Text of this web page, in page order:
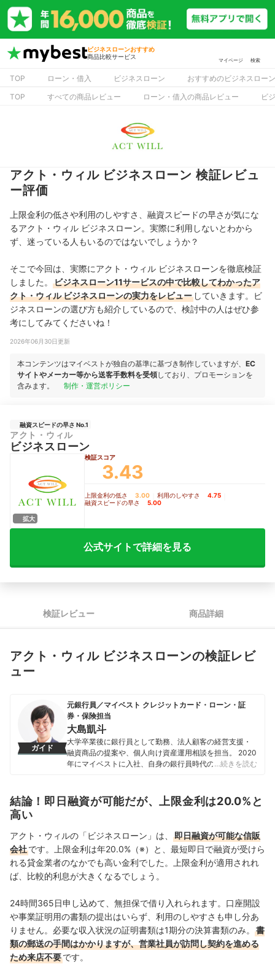
ビジネスローンおすすめ
商品比較サービス
マイページ 検索
TOP ローン・借入 ビジネスローン
おすすめのビジネスローン
TOP
すべての商品レビュー ローン・借入の商品レビュー ビ
アクト・ウィル ビジネスローン 検証レビュ
ー評価
上限金利の低さや利用のしやすさ、融資スピードの早さが気にな
るアクト・ウィル ビジネスローン。実際に利用しないとわから
ず、迷っている人もいるのではないでしょうか？
そこで今回は、実際にアクト・ウィル ビジネスローンを徹底検証
しました。
ビジネスローン11サービスの中で比較してわかったア
クト・ウィル ビジネスローンの実力をレビュー していきます。ビ
ジネスローンの選び方も紹介しているので、検討中の人はぜひ参
考にしてみてくださいね！
2026年06月30日更新
本コンテンツはマイベストが独自の基準に基づき制作していますが、 EC
サイトやメーカー等から送客手数料を受領しており、プロモーションを
含みます。
制作・運営ポリシー
融資スピードの早さ No.1
アクト・ウィル
ビジネスローン
拡大
検証スコア
3.43
上限金利の低さ 3.00 利用のしやすさ 4.75
融資スピードの早さ 5.00
公式サイトで詳細を見る
検証レビュー 商品詳細
アクト・ウィル ビジネスローンの検証レビ
ュー
ガイド
元銀行員／マイベスト クレジットカード・ローン・証
券・保険担当
大島凱斗
大学卒業後に銀行員として勤務、法人顧客の経営支援・
融資商品の提案や、個人向け資産運用相談を担当。 2020
年にマイベストに入社、自身の銀行員時代の経験を活か
済を専門に解説コンテンツの制作を統括する。 また、
Yahoo!ファイナンスで借入や投資への疑問や基礎知識に
大島凱斗のプロフィール
…続きを読む
結論！即日融資が可能だが、上限金利は20.0%と
高い
アクト・ウィルの「ビジネスローン」は、
即日融資が可能な信販
会社です。上限金利は年20.0%（※）と、最短即日で融資が受けら
れる貸金業者のなかでも高い金利でした。上限金利が適用されれ
ば、比較的利息が大きくなるでしょう。
24時間365日申し込めて、無担保で借り入れられます。口座開設
や事業証明用の書類の提出はいらず、利用のしやすさも申し分あ
りません。必要な収入状況の証明書類は1期分の決算書類のみ。
書
類の郵送の手間はかかりますが、営業社員が訪問し契約を進める
ため来店不要です。